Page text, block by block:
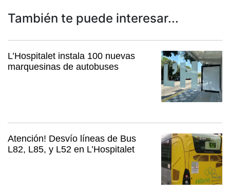
También te puede interesar...
L’Hospitalet instala 100 nuevas
marquesinas de autobuses
Atención! Desvío líneas de Bus
L82, L85, y L52 en L’Hospitalet